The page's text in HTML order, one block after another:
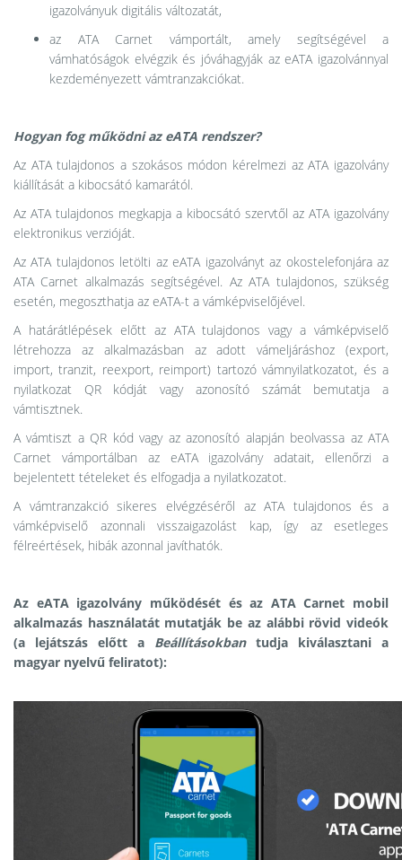
igazolványuk digitális változatát,
az ATA Carnet vámportált, amely segítségével a
vámhatóságok elvégzik és jóváhagyják az eATA igazolvánnyal
kezdeményezett vámtranzakciókat.
Hogyan fog működni az eATA rendszer?
Az ATA tulajdonos a szokásos módon kérelmezi az ATA igazolvány
kiállítását a kibocsátó kamarától.
Az ATA tulajdonos megkapja a kibocsátó szervtől az ATA igazolvány
elektronikus verzióját.
Az ATA tulajdonos letölti az eATA igazolványt az okostelefonjára az
ATA Carnet alkalmazás segítségével. Az ATA tulajdonos, szükség
esetén, megoszthatja az eATA-t a vámképviselőjével.
A határátlépések előtt az ATA tulajdonos vagy a vámképviselő
létrehozza az alkalmazásban az adott vámeljáráshoz (export,
import, tranzit, reexport, reimport) tartozó vámnyilatkozatot, és a
nyilatkozat QR kódját vagy azonosító számát bemutatja a
vámtisztnek.
A vámtiszt a QR kód vagy az azonosító alapján beolvassa az ATA
Carnet vámportálban az eATA igazolvány adatait, ellenőrzi a
bejelentett tételeket és elfogadja a nyilatkozatot.
A vámtranzakció sikeres elvégzéséről az ATA tulajdonos és a
vámképviselő azonnali visszaigazolást kap, így az esetleges
félreértések, hibák azonnal javíthatók.
Az eATA igazolvány működését és az ATA Carnet mobil
alkalmazás használatát mutatják be az alábbi rövid videók
(a lejátszás előtt a Beállításokbantudja kiválasztani a
magyar nyelvű feliratot):